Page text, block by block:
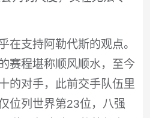
在支持阿勒代斯的观点。
赛程堪称顺风顺水，至今
的对手，此前交手队伍里
位列世界第23位，八强